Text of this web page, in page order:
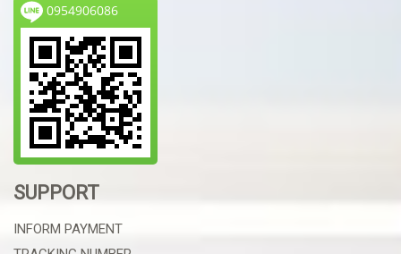
0954906086
SUPPORT
INFORM PAYMENT